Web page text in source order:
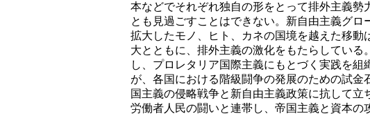
本などでそれぞれ独自の形をとって排外主義勢
とも見過ごすことはできない。新自由主義グロ
拡大したモノ、ヒト、カネの国境を越えた移動
大とともに、排外主義の激化をもたらしている
し、プロレタリア国際主義にもとづく実践を組
が、各国における階級闘争の発展のための試金
国主義の侵略戦争と新自由主義政策に抗して立
労働者人民の闘いと連帯し、帝国主義と資本の